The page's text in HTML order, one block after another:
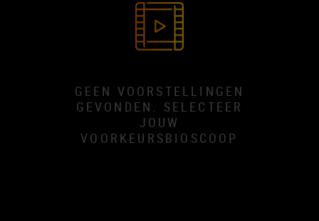
GEEN VOORSTELLINGEN
GEVONDEN. SELECTEER
JOUW
VOORKEURSBIOSCOOP